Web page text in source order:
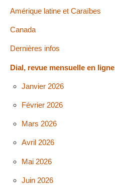
Amérique latine et Caraïbes
Canada
Dernières infos
Dial, revue mensuelle en ligne
Janvier 2026
Février 2026
Mars 2026
Avril 2026
Mai 2026
Juin 2026